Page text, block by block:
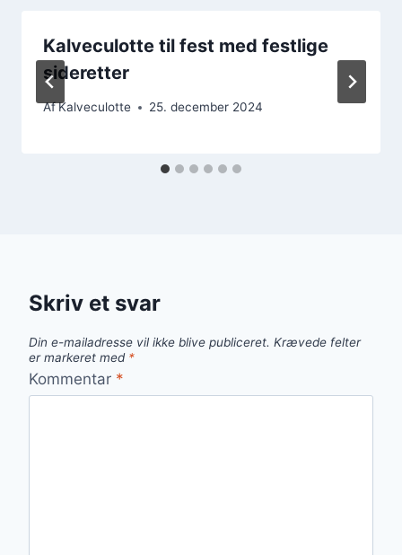
Kalveculotte til fest med festlige
sideretter
AfKalveculotte 25. december 2024
Skriv et svar
Din e-mailadresse vil ikke blive publiceret. Krævede felter
er markeret med *
Kommentar *